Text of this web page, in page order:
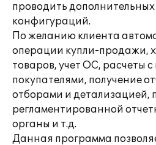
проводить
конфигураций.
По желанию клиента
операции купли-продажи,
товаров, учет ОС, расчеты
покупателями, получение
отборами и детализацией,
регламентированной
органы и т.д.
Данная программа